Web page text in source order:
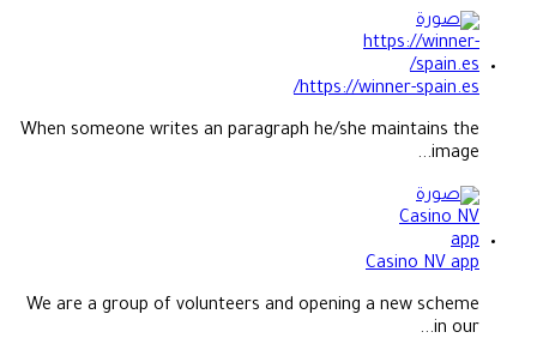
https://winner-spain.es/
When someone writes an paragraph he/she maintains the
image...
Casino NV app
We are a group of volunteers and opening a new scheme
in our...